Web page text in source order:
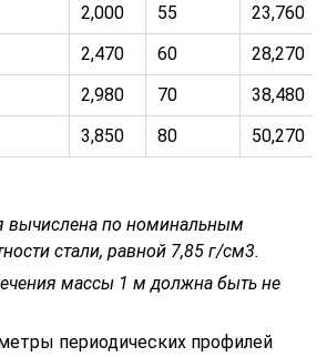
2,000 55
23,760
2,470 60
28,270
2,980 70
38,480
3,850 80 50,270
вычислена по номинальным
стали, равной 7,85 г/см3.
массы 1 м должна быть не
периодических профилей